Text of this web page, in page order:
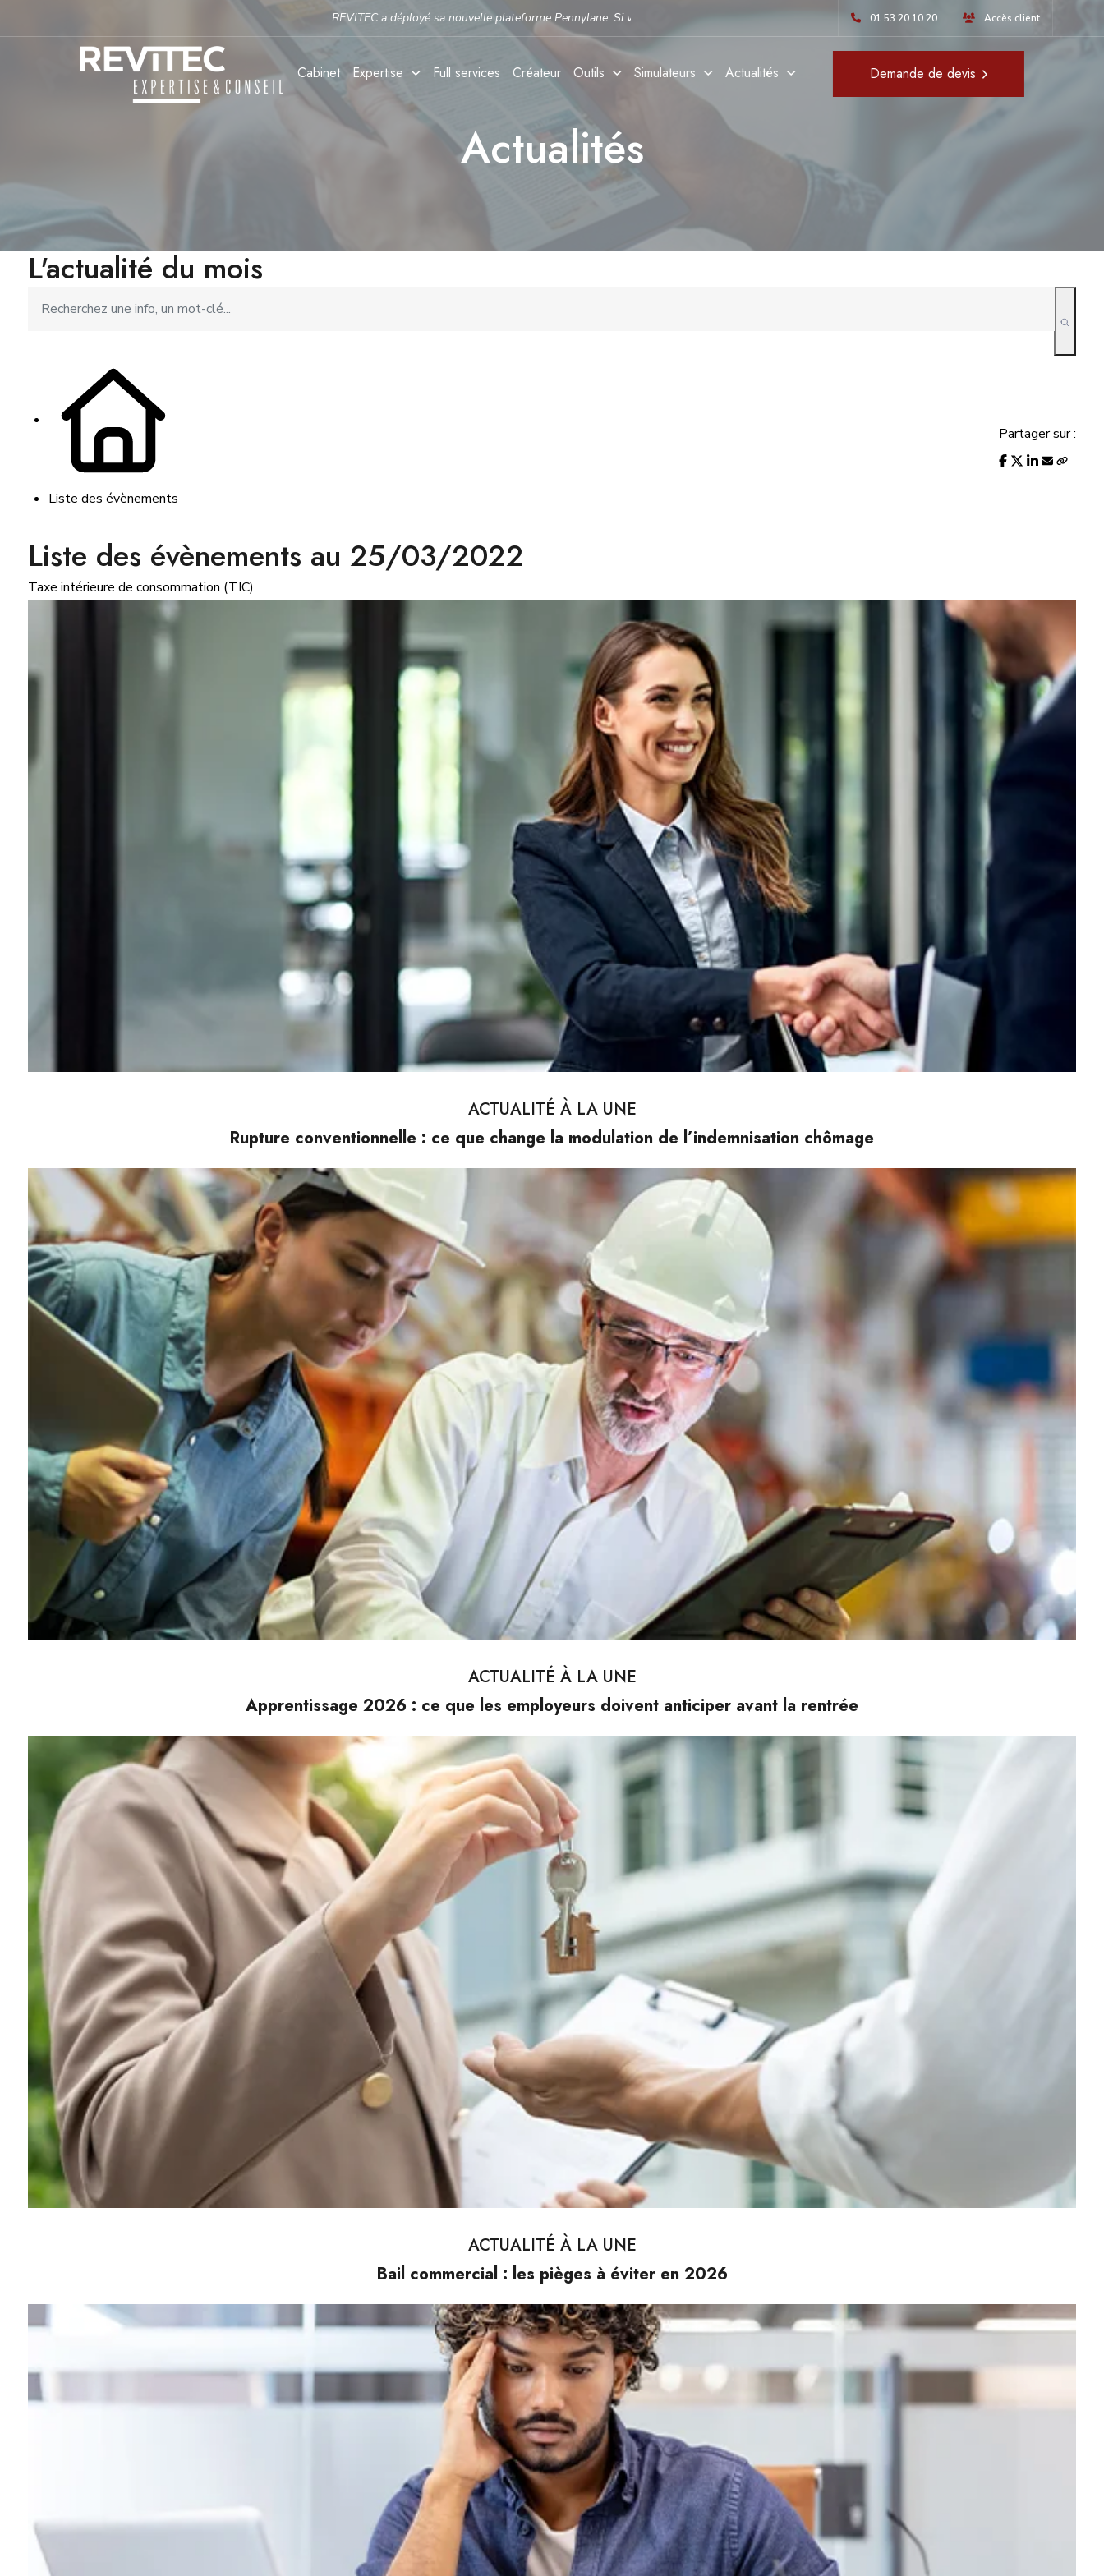
01 53 20 10 20 Accès client
REVITEC a déployé sa nouvelle plateforme Pennylane. Si vous n'avez pas encore activé votre compte, faites-le au plus vite !
Cabinet Expertise Full services Créateur Outils Simulateurs Actualités Demande de devis
Actualités
L'actualité du mois
Liste des évènements
Partager sur :
Liste des évènements au 25/03/2022
Taxe intérieure de consommation (TIC)
ACTUALITÉ À LA UNE
Rupture conventionnelle : ce que change la modulation de l’indemnisation chômage
ACTUALITÉ À LA UNE
Apprentissage 2026 : ce que les employeurs doivent anticiper avant la rentrée
ACTUALITÉ À LA UNE
Bail commercial : les pièges à éviter en 2026